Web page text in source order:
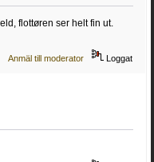
flottøren ser helt fin ut.
Anmäl till moderator Loggat